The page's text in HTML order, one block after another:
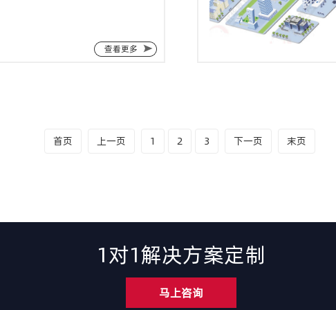
查看更多
首页 上一页 1 2 3 下一页 末页
1对1解决方案定制
马上咨询